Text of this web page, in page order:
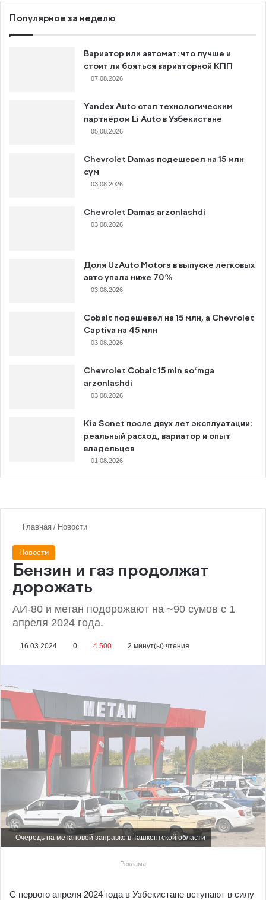
Популярное за неделю
Вариатор или автомат: что лучше и
стоит ли бояться вариаторной КПП
07.08.2026
Yandex Auto стал технологическим
партнёром Li Auto в Узбекистане
05.08.2026
Chevrolet Damas подешевел на 15 млн
сум
03.08.2026
Chevrolet Damas arzonlashdi
03.08.2026
Доля UzAuto Motors в выпуске легковых
авто упала ниже 70%
03.08.2026
Cobalt подешевел на 15 млн, а Chevrolet
Captiva на 45 млн
03.08.2026
Chevrolet Cobalt 15 mln so‘mga
arzonlashdi
03.08.2026
Kia Sonet после двух лет эксплуатации:
реальный расход, вариатор и опыт
владельцев
01.08.2026